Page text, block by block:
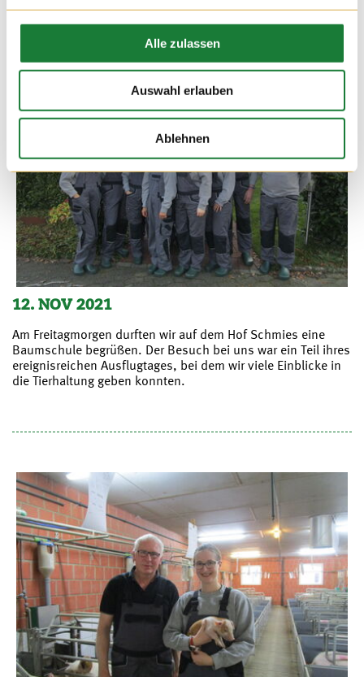
Alle zulassen
Auswahl erlauben
Ablehnen
12. NOV 2021
Am Freitagmorgen durften wir auf dem Hof Schmies eine
Baumschule begrüßen. Der Besuch bei uns war ein Teil ihres
ereignisreichen Ausflugtages, bei dem wir viele Einblicke in
die Tierhaltung geben konnten.